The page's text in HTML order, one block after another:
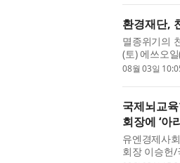
환경재단,
멸종위기의
(토) 에쓰오
에서 천연기
08월 03일
국제뇌교
회장에 ‘아
유엔경제사
회장 이승헌